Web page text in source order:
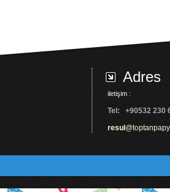
Adres
iletişim :
Tel: +90532 230
resul @